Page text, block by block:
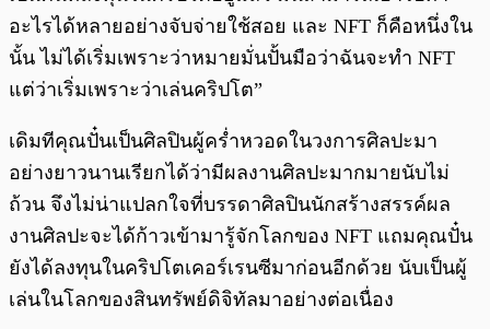
อะไรได้หลายอย่างจับจ่ายใช้สอย และ NFT ก็คือหนึ่งใน
นั้น ไม่ได้เริ่มเพราะว่าหมายมั่นปั้นมือว่าฉันจะทำ NFT
แต่ว่าเริ่มเพราะว่าเล่นคริปโต”
เดิมทีคุณปั๋นเป็นศิลปินผู้คร่ำหวอดในวงการศิลปะมา
อย่างยาวนานเรียกได้ว่ามีผลงานศิลปะมากมายนับไม่
ถ้วน จึงไม่น่าแปลกใจที่บรรดาศิลปินนักสร้างสรรค์ผล
งานศิลปะจะได้ก้าวเข้ามารู้จักโลกของ NFT แถมคุณปั๋น
ยังได้ลงทุนในคริปโตเคอร์เรนซีมาก่อนอีกด้วย นับเป็นผู้
เล่นในโลกของสินทรัพย์ดิจิทัลมาอย่างต่อเนื่อง